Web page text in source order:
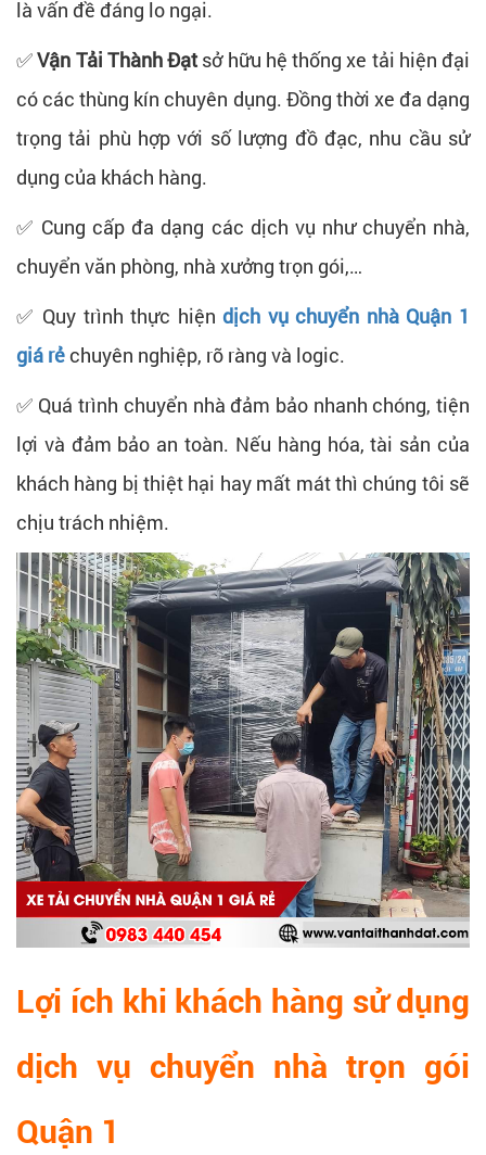
là vấn đề đáng lo ngại.
✅Vận Tải Thành Đạt sở hữu hệ thống xe tải hiện đại
có các thùng kín chuyên dụng. Đồng thời xe đa dạng
trọng tải phù hợp với số lượng đồ đạc, nhu cầu sử
dụng của khách hàng.
✅ Cung cấp đa dạng các dịch vụ như chuyển nhà,
chuyển văn phòng, nhà xưởng trọn gói,…
✅ Quy trình thực hiệndịch vụ chuyển nhà Quận 1
giá rẻchuyên nghiệp, rõ ràng và logic.
✅ Quá trình chuyển nhà đảm bảo nhanh chóng, tiện
lợi và đảm bảo an toàn. Nếu hàng hóa, tài sản của
khách hàng bị thiệt hại hay mất mát thì chúng tôi sẽ
chịu trách nhiệm.
Lợi ích khi khách hàng sử dụng
dịch vụ chuyển nhà trọn gói
Quận 1